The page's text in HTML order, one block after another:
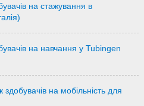
на стажування в
на навчання у Tubingen
на мобільність для